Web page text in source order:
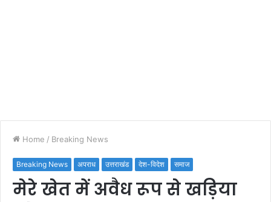
Home / Breaking News
Breaking News अपराध उत्तराखंड देश-विदेश समाज
मेरे खेत में अवैध रूप से खड़िया